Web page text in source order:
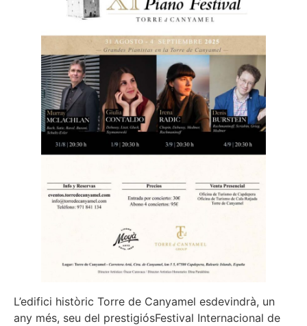
L’edifici històric Torre de Canyamel esdevindrà, un
any més, seu del prestigiósFestival Internacional de